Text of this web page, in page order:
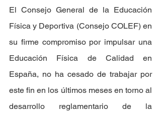
El Consejo General de la Educación
Física y Deportiva (Consejo COLEF) en
su firme compromiso por impulsar una
Educación Física de Calidad en
España, no ha cesado de trabajar por
este fin en los últimos meses en torno al
desarrollo reglamentario de la